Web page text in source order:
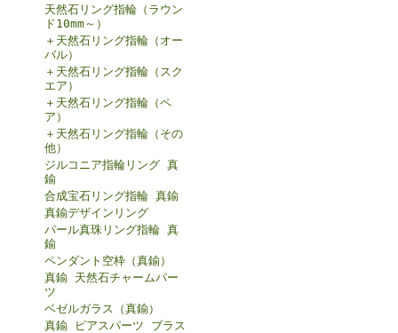
天然石リング指輪（ラウン
ド10mm～）
＋天然石リング指輪（オー
バル）
＋天然石リング指輪（スク
エア）
＋天然石リング指輪（ペ
ア）
＋天然石リング指輪（その
他）
ジルコニア指輪リング 真
鍮
合成宝石リング指輪 真鍮
真鍮デザインリング
パール真珠リング指輪 真
鍮
ペンダント空枠（真鍮）
真鍮 天然石チャームパー
ツ
ベゼルガラス（真鍮）
真鍮 ピアスパーツ ブラス